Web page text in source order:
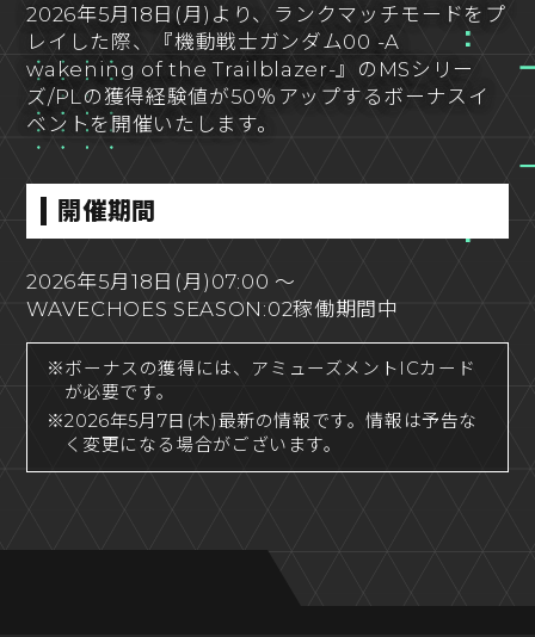
2026年5月18日(月)より、ランクマッチモードをプ
レイした際、『機動戦士ガンダム00 -A
wakening of the Trailblazer-』のMSシリー
ズ/PLの獲得経験値が50％アップするボーナスイ
ベントを開催いたします。
開催期間
2026年5月18日(月)07:00 ～
WAVECHOES SEASON:02稼働期間中
※ボーナスの獲得には、アミューズメントICカード
が必要です。
※2026年5月7日(木)最新の情報です。情報は予告な
く変更になる場合がございます。